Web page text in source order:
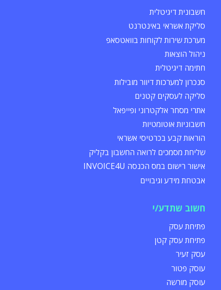
חשבונית דיגיטלית
סליקת אשראי באינטרנט
מערכת שירות לקוחות בוואטסאפ
ניהול הוצאות
חתימה דיגיטלית
סנכרון למערכות דיוור מובילות
סליקה לעסקים קטנים
אתרי מסחר אלקטרוני ופייפאל
חשבוניות אוטומטיות
הוראות קבע בכרטיסי אשראי
שליחת מסמכים לרואה החשבון בקליק
אישור רישום במס הכנסה INVOICE4U
אבטחת מידע וגיבויים
חשוב שתדע/י
פתיחת עסק
פתיחת עסק קטן
עסק זעיר
עוסק פטור
עוסק מורשה